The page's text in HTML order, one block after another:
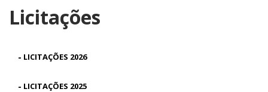
Licitações
- LICITAÇÕES 2026
- LICITAÇÕES 2025